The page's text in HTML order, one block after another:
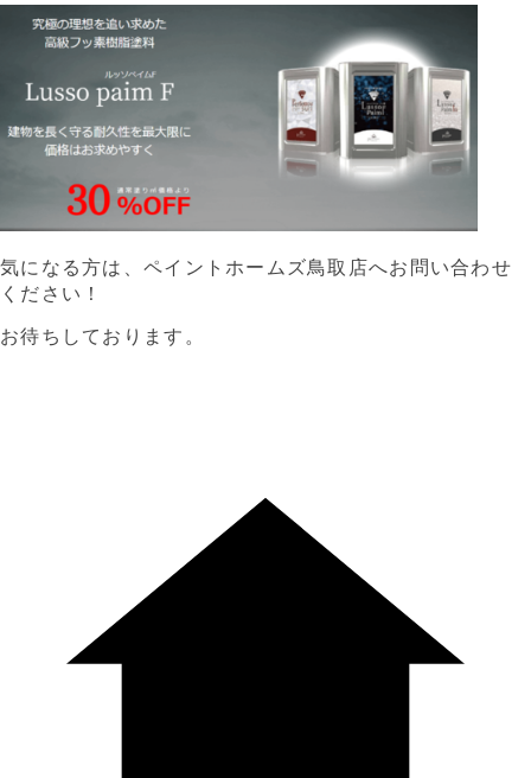
気になる方は、ペイントホームズ鳥取店へお問い合わせ
ください！
お待ちしております。